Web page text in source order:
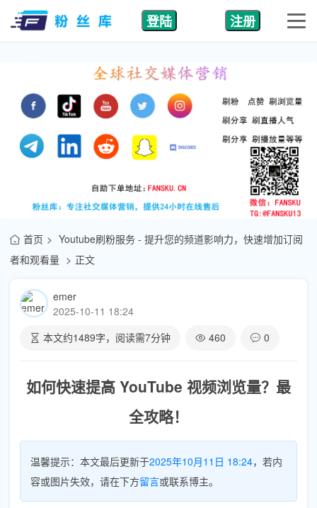
登陆 注册
首页
Youtube刷粉服务 - 提升您的频道影响力，快速增加订阅
者和观看量
正文
emer
2025-10-11 18:24
本文约1489字，阅读需7分钟 460 0
如何快速提高 YouTube 视频浏览量？最
全攻略！
温馨提示：本文最后更新于2025年10月11日 18:24，若内
容或图片失效，请在下方留言或联系博主。